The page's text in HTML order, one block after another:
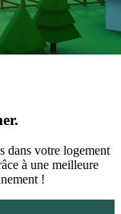
dans votre logement
à une meilleure
!